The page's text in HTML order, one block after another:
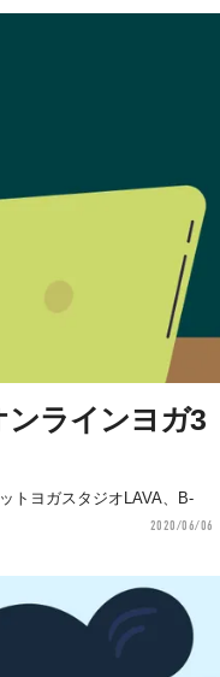
ンラインヨガ3
トヨガスタジオLAVA、B-
2020/06/06